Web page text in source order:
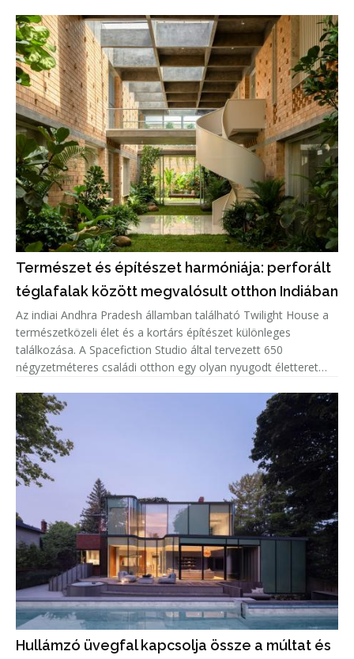
Természet és építészet harmóniája: perforált
téglafalak között megvalósult otthon Indiában
Az indiai Andhra Pradesh államban található Twilight House a
természetközeli élet és a kortárs építészet különleges
találkozása. A Spacefiction Studio által tervezett 650
négyzetméteres családi otthon egy olyan nyugodt életteret
természe
Hullámzó üvegfal kapcsolja össze a múltat és